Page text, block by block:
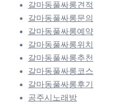
갈마동풀싸롱견적
갈마동풀싸롱문의
갈마동풀싸롱예약
갈마동풀싸롱위치
갈마동풀싸롱추천
갈마동풀싸롱코스
갈마동풀싸롱후기
공주시노래방